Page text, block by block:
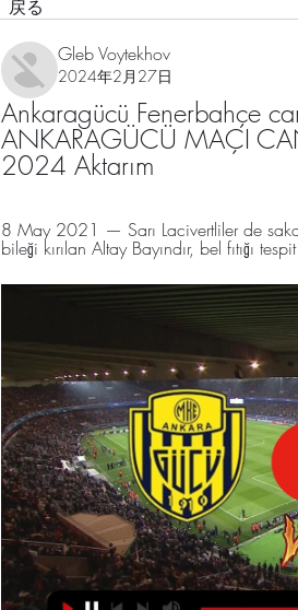
戻る
Gleb Voytekhov
2024年2月27日
Ankaragücü Fenerbahçe
ANKARAGÜCÜ MAÇI
2024 Aktarım
8 May 2021 — Sarı Lacivertliler de
bileği kırılan Altay Bayındır, bel fıtığı